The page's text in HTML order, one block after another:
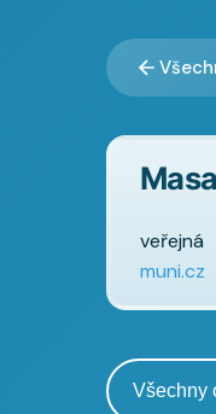
veřejná
muni.cz